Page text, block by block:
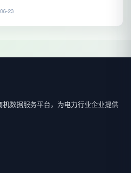
23
数据服务平台，为电力行业企业提供